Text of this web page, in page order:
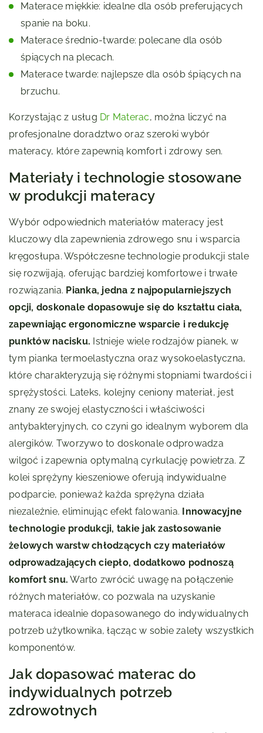
Materace miękkie: idealne dla osób preferujących
spanie na boku.
Materace średnio-twarde: polecane dla osób
śpiących na plecach.
Materace twarde: najlepsze dla osób śpiących na
brzuchu.
Korzystając z usług Dr Materac, można liczyć na
profesjonalne doradztwo oraz szeroki wybór
materacy, które zapewnią komfort i zdrowy sen.
Materiały i technologie stosowane
w produkcji materacy
Wybór odpowiednich materiałów materacy jest
kluczowy dla zapewnienia zdrowego snu i wsparcia
kręgosłupa. Współczesne technologie produkcji stale
się rozwijają, oferując bardziej komfortowe i trwałe
rozwiązania. Pianka, jedna z najpopularniejszych
opcji, doskonale dopasowuje się do kształtu ciała,
zapewniając ergonomiczne wsparcie i redukcję
punktów nacisku. Istnieje wiele rodzajów pianek, w
tym pianka termoelastyczna oraz wysokoelastyczna,
które charakteryzują się różnymi stopniami twardości i
sprężystości. Lateks, kolejny ceniony materiał, jest
znany ze swojej elastyczności i właściwości
antybakteryjnych, co czyni go idealnym wyborem dla
alergików. Tworzywo to doskonale odprowadza
wilgoć i zapewnia optymalną cyrkulację powietrza. Z
kolei sprężyny kieszeniowe oferują indywidualne
podparcie, ponieważ każda sprężyna działa
niezależnie, eliminując efekt falowania. Innowacyjne
technologie produkcji, takie jak zastosowanie
żelowych warstw chłodzących czy materiałów
odprowadzających ciepło, dodatkowo podnoszą
komfort snu. Warto zwrócić uwagę na połączenie
różnych materiałów, co pozwala na uzyskanie
materaca idealnie dopasowanego do indywidualnych
potrzeb użytkownika, łącząc w sobie zalety wszystkich
komponentów.
Jak dopasować materac do
indywidualnych potrzeb
zdrowotnych